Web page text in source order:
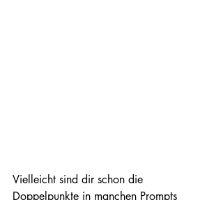
Vielleicht sind dir schon die
Doppelpunkte in manchen Prompts